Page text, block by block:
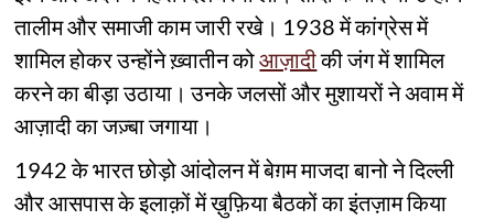
तालीम और समाजी काम जारी रखे। 1938 में कांग्रेस में
शामिल होकर उन्होंने ख़्वातीन कोआज़ादीकी जंग में शामिल
करने का बीड़ा उठाया। उनके जलसों और मुशायरों ने अवाम में
आज़ादी का जज़्बा जगाया।
1942 के भारत छोड़ो आंदोलन में बेग़म माजदा बानो ने दिल्ली
और आसपास के इलाक़ों में ख़ुफ़िया बैठकों का इंतज़ाम किया